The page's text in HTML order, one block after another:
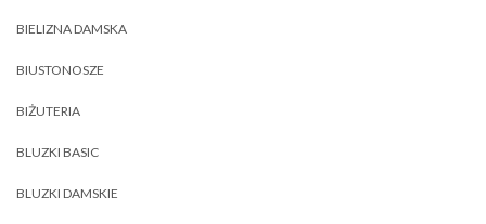
BIELIZNA DAMSKA
BIUSTONOSZE
BIŻUTERIA
BLUZKI BASIC
BLUZKI DAMSKIE